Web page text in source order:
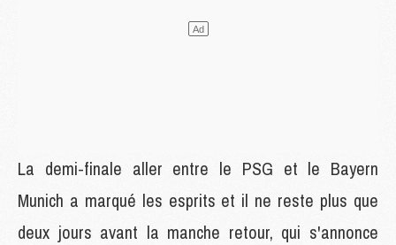
La demi-finale aller entre le PSG et le Bayern
Munich a marqué les esprits et il ne reste plus que
deux jours avant la manche retour, qui s'annonce